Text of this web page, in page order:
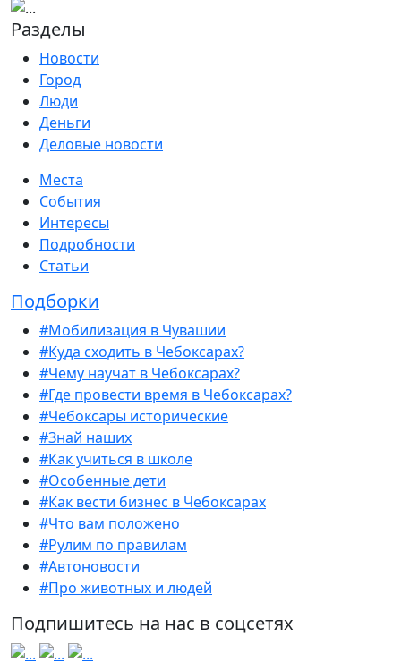
Разделы
Новости
Город
Люди
Деньги
Деловые новости
Места
События
Интересы
Подробности
Статьи
Подборки
#Мобилизация в Чувашии
#Куда сходить в Чебоксарах?
#Чему научат в Чебоксарах?
#Где провести время в Чебоксарах?
#Чебоксары исторические
#Знай наших
#Как учиться в школе
#Особенные дети
#Как вести бизнес в Чебоксарах
#Что вам положено
#Рулим по правилам
#Автоновости
#Про животных и людей
Подпишитесь на нас в соцсетях